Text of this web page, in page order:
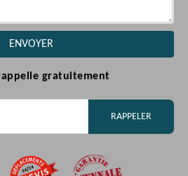
gratuitement